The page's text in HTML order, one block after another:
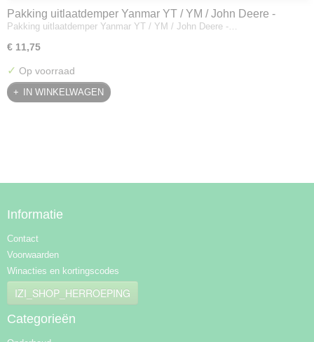
Pakking uitlaatdemper Yanmar YT / YM / John Deere -
128300-13230
Pakking uitlaatdemper Yanmar YT / YM / John Deere -…
€ 11,75
✓ Op voorraad
IN WINKELWAGEN
Informatie
Contact
Voorwaarden
Winacties en kortingscodes
IZI_SHOP_HERROEPING
Categorieën